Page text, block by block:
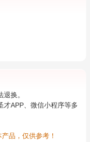
换。
才APP、微信小程序等多
品，仅供参考！